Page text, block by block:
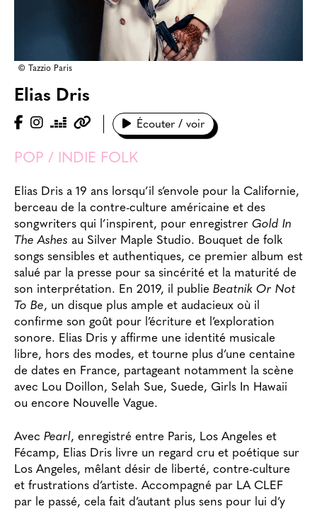
© Tazzio Paris
Elias Dris
Écouter / voir
POP / INDIE FOLK
Elias Dris a 19 ans lorsqu’il s’envole pour la Californie,
berceau de la contre-culture américaine et des
songwriters qui l’inspirent, pour enregistrer Gold In
The Ashes au Silver Maple Studio. Bouquet de folk
songs sensibles et authentiques, ce premier album est
salué par la presse pour sa sincérité et la maturité de
son interprétation. En 2019, il publie Beatnik Or Not
To Be, un disque plus ample et audacieux où il
confirme son goût pour l’écriture et l’exploration
sonore. Elias Dris y affirme une identité musicale
libre, hors des modes, et tourne plus d’une centaine
de dates en France, partageant notamment la scène
avec Lou Doillon, Selah Sue, Suede, Girls In Hawaii
ou encore Nouvelle Vague.
Avec Pearl, enregistré entre Paris, Los Angeles et
Fécamp, Elias Dris livre un regard cru et poétique sur
Los Angeles, mêlant désir de liberté, contre-culture
et frustrations d’artiste. Accompagné par LA CLEF
par le passé, cela fait d’autant plus sens pour lui d’y